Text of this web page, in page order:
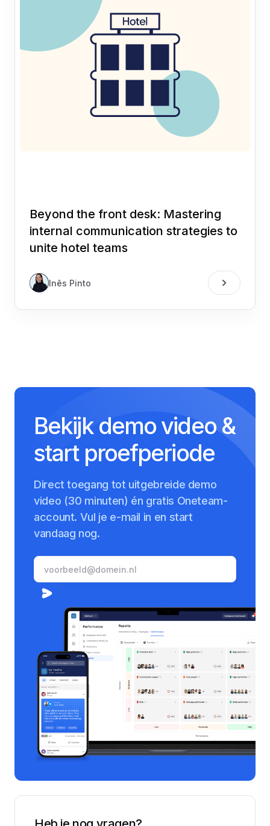
Beyond the front desk: Mastering
internal communication strategies to
unite hotel teams
Inês Pinto
Bekijk demo video &
start proefperiode
Direct toegang tot uitgebreide demo
video (30 minuten) én gratis Oneteam-
account. Vul je e-mail in en start
vandaag nog.